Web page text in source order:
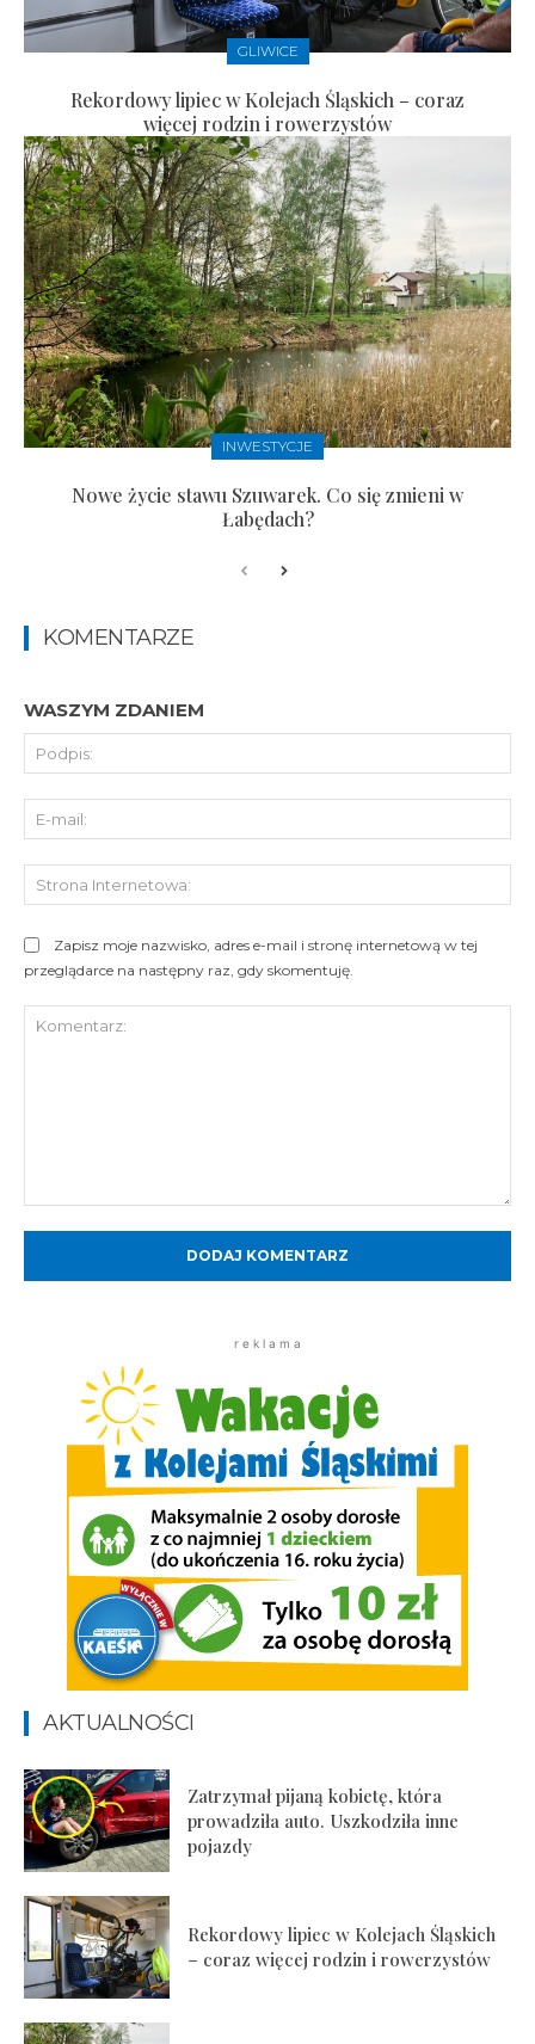
GLIWICE
Rekordowy lipiec w Kolejach Śląskich – coraz
więcej rodzin i rowerzystów
INWESTYCJE
Nowe życie stawu Szuwarek. Co się zmieni w
Łabędach?
KOMENTARZE
WASZYM ZDANIEM
Zapisz moje nazwisko, adres e-mail i stronę internetową w tej
przeglądarce na następny raz, gdy skomentuję.
r e k l a m a
AKTUALNOŚCI
Zatrzymał pijaną kobietę, która
prowadziła auto. Uszkodziła inne
pojazdy
Rekordowy lipiec w Kolejach Śląskich
– coraz więcej rodzin i rowerzystów